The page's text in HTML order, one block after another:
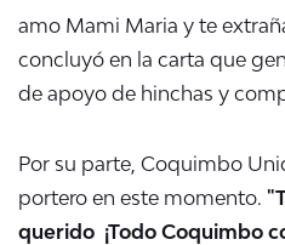
amo Mami Maria y te
concluyó en la carta que
de apoyo de hinchas y
Por su parte, Coquimbo
portero en este momento.
querido ¡Todo Coquimbo